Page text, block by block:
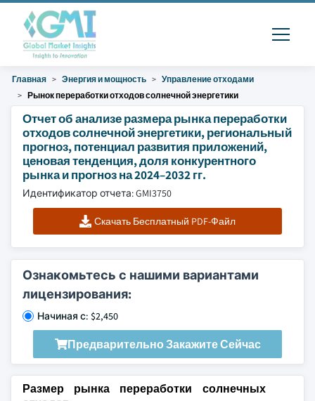
Главная Энергия и мощность
Управление отходами
Рынок переработки отходов солнечной энергетики
Отчет об анализе размера рынка переработки
отходов солнечной энергетики, региональный
прогноз, потенциал развития приложений,
ценовая тенденция, доля конкурентного
рынка и прогноз на 2024–2032 гг.
Идентификатор отчета: GMI3750
Скачать Бесплатный PDF-Файл
Ознакомьтесь с нашими вариантами
лицензирования:
Начиная с: $2,450
Предварительно Закажите Сейчас
Размер рынка переработки солнечных